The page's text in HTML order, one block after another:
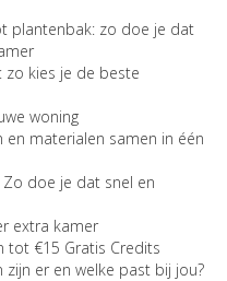
plantenbak: zo doe je dat
zo kies je de beste
woning
en materialen samen in één
Zo doe je dat snel en
extra kamer
tot €15 Gratis Credits
er en welke past bij jou?